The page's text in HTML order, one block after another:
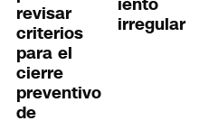
revisar
criterios
para el
cierre
preventivo
de
irregular